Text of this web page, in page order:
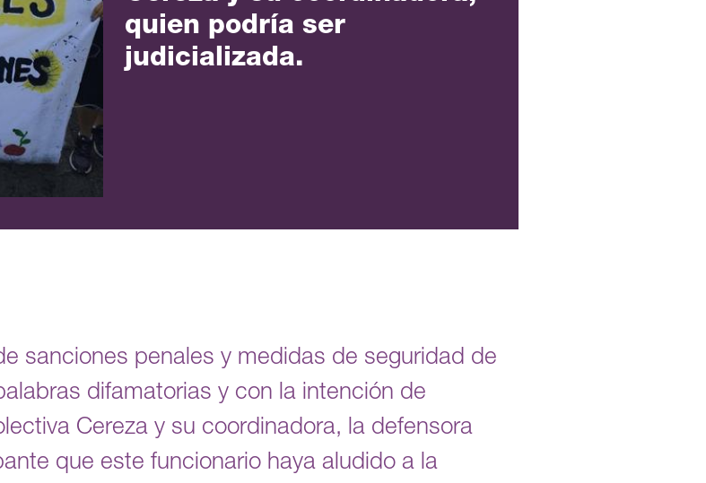
quien podría ser
judicializada.
sanciones penales y medidas de seguridad de
difamatorias y con la intención de
Cereza y su coordinadora, la defensora
que este funcionario haya aludido a la